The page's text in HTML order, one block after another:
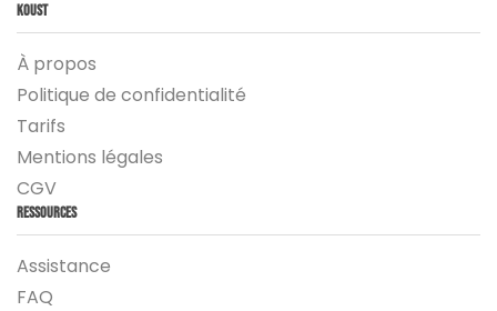
Koust
À propos
Politique de confidentialité
Tarifs
Mentions légales
CGV
Ressources
Assistance
FAQ